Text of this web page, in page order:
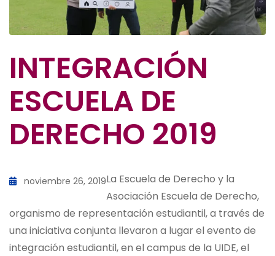
INTEGRACIÓN
ESCUELA DE
DERECHO 2019
noviembre 26, 2019La Escuela de Derecho y la
Asociación Escuela de Derecho,
organismo de representación estudiantil, a través de
una iniciativa conjunta llevaron a lugar el evento de
integración estudiantil, en el campus de la UIDE, el